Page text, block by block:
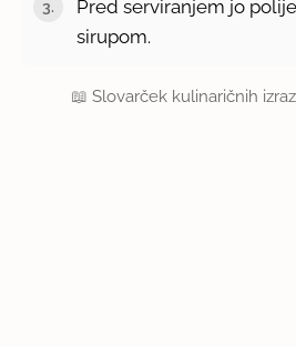
Pred serviranjem jo
sirupom.
📖Slovarček kulinaričnih